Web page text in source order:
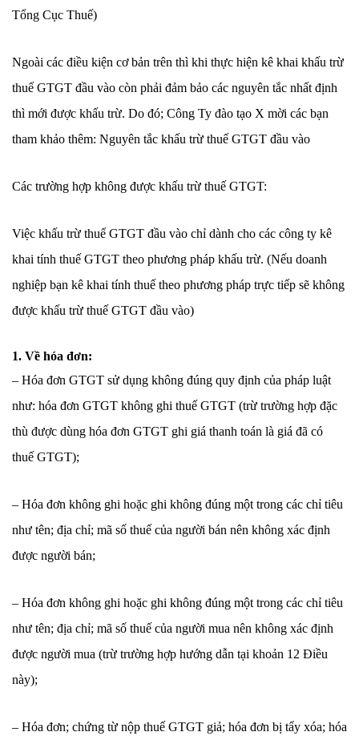
Tổng Cục Thuế)
Ngoài các điều kiện cơ bản trên thì khi thực hiện kê khai khấu trừ
thuế GTGT đầu vào còn phải đảm bảo các nguyên tắc nhất định
thì mới được khấu trừ. Do đó; Công Ty đào tạo X mời các bạn
tham khảo thêm: Nguyên tắc khấu trừ thuế GTGT đầu vào
Các trường hợp không được khấu trừ thuế GTGT:
Việc khấu trừ thuế GTGT đầu vào chỉ dành cho các công ty kê
khai tính thuế GTGT theo phương pháp khấu trừ. (Nếu doanh
nghiệp bạn kê khai tính thuế theo phương pháp trực tiếp sẽ không
được khấu trừ thuế GTGT đầu vào)
1. Về hóa đơn:
– Hóa đơn GTGT sử dụng không đúng quy định của pháp luật
như: hóa đơn GTGT không ghi thuế GTGT (trừ trường hợp đặc
thù được dùng hóa đơn GTGT ghi giá thanh toán là giá đã có
thuế GTGT);
– Hóa đơn không ghi hoặc ghi không đúng một trong các chỉ tiêu
như tên; địa chỉ; mã số thuế của người bán nên không xác định
được người bán;
– Hóa đơn không ghi hoặc ghi không đúng một trong các chỉ tiêu
như tên; địa chỉ; mã số thuế của người mua nên không xác định
được người mua (trừ trường hợp hướng dẫn tại khoản 12 Điều
này);
– Hóa đơn; chứng từ nộp thuế GTGT giả; hóa đơn bị tẩy xóa; hóa